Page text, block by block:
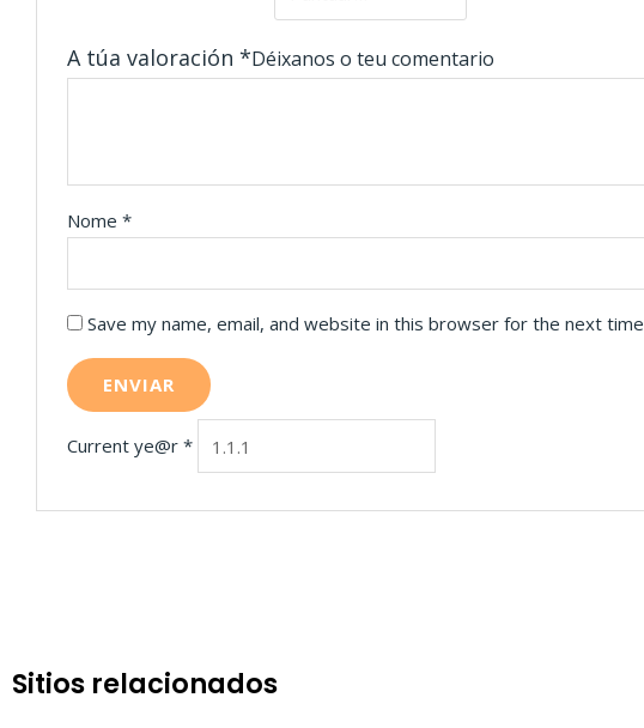
A túa valoración*
Nome*
Save my name, email, and website in this browser for the next
Current ye@r*
Sitios relacionados